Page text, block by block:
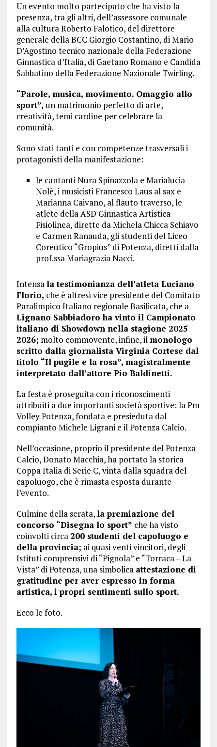
Un evento molto partecipato che ha visto la
presenza, tra gli altri, dell’assessore comunale
alla cultura Roberto Falotico, del direttore
generale della BCC Giorgio Costantino, di Mario
D’Agostino tecnico nazionale della Federazione
Ginnastica d’Italia, di Gaetano Romano e Candida
Sabbatino della Federazione Nazionale Twirling.
“Parole, musica, movimento. Omaggio allo
sport”, un matrimonio perfetto di arte,
creatività, temi cardine per celebrare la
comunità.
Sono stati tanti e con competenze trasversali i
protagonisti della manifestazione:
le cantanti Nura Spinazzola e Marialucia
Nolè, i musicisti Francesco Laus al sax e
Marianna Caivano, al flauto traverso, le
atlete della ASD Ginnastica Artistica
Fisiolinea, dirette da Michela Chicca Schiavo
e Carmen Ranauda, gli studenti del Liceo
Coreutico “Gropius” di Potenza, diretti dalla
prof.ssa Mariagrazia Nacci.
Intensala testimonianza dell’atleta Luciano
Florio, che è altresì vice presidente del Comitato
Paralimpico Italiano regionale Basilicata, che a
Lignano Sabbiadoro ha vinto il Campionato
italiano di Showdown nella stagione 2025
2026; molto commovente, infine, il monologo
scritto dalla giornalista Virginia Cortese dal
titolo “Il pugile e la rosa”, magistralmente
interpretato dall’attore Pio Baldinetti.
La festa è proseguita con i riconoscimenti
attribuiti a due importanti società sportive: la Pm
Volley Potenza, fondata e presieduta dal
compianto Michele Ligrani e il Potenza Calcio.
Nell’occasione, proprio il presidente del Potenza
Calcio, Donato Macchia, ha portato la storica
Coppa Italia di Serie C, vinta dalla squadra del
capoluogo, che è rimasta esposta durante
l’evento.
Culmine della serata,la premiazione del
concorso “Disegna lo sport” che ha visto
coinvolti circa 200 studenti del capoluogo e
della provincia; ai quasi venti vincitori, degli
Istituti comprensivi di “Pignola” e “Torraca – La
Vista” di Potenza, una simbolica attestazione di
gratitudine per aver espresso in forma
artistica, i propri sentimenti sullo sport.
Ecco le foto.